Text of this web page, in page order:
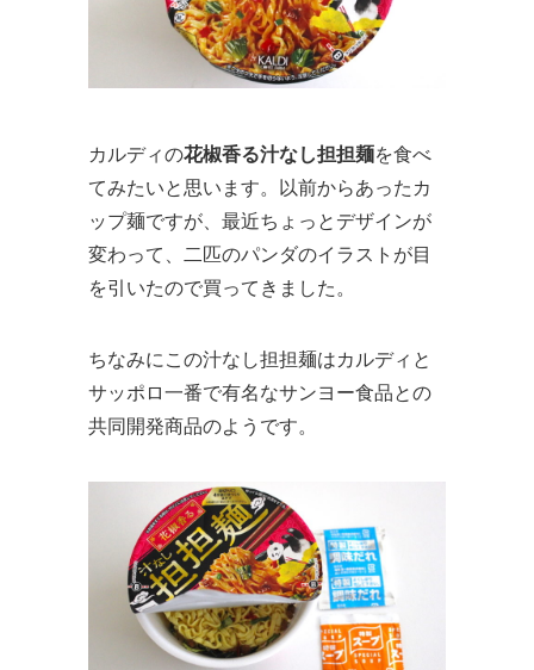
カルディの花椒香る汁なし担担麺を食べ
てみたいと思います。以前からあったカ
ップ麺ですが、最近ちょっとデザインが
変わって、二匹のパンダのイラストが目
を引いたので買ってきました。
ちなみにこの汁なし担担麺はカルディと
サッポロ一番で有名なサンヨー食品との
共同開発商品のようです。